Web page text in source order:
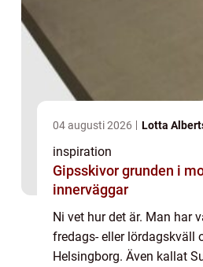
04 augusti 2026 Lotta
inspiration
Gipsskivor grunden i moderna, hållbara
innerväggar
Ni vet hur det är. Man har
fredags- eller lördagskväll
Helsingborg. Även kallat